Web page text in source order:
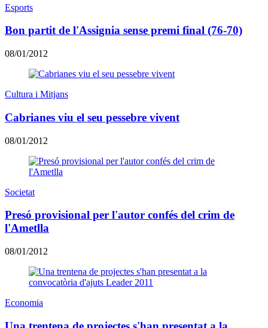
Esports
Bon partit de l'Assignia sense premi final (76-70)
08/01/2012
Cultura i Mitjans
Cabrianes viu el seu pessebre vivent
08/01/2012
Societat
Presó provisional per l'autor confés del crim de
l'Ametlla
08/01/2012
Economia